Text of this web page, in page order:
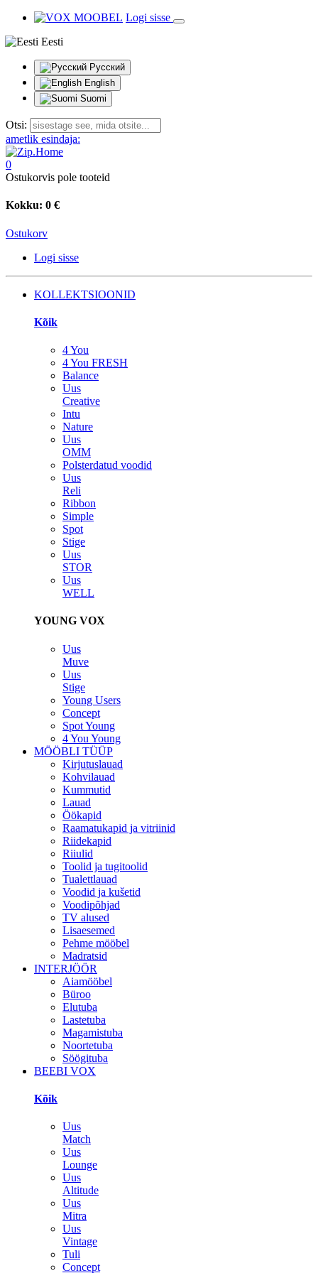
Logi sisse
Eesti
Русский
English
Suomi
Otsi:
ametlik esindaja:
0
Ostukorvis pole tooteid
Kokku: 0 €
Ostukorv
Logi sisse
KOLLEKTSIOONID
Kõik
4 You
4 You FRESH
Balance
Uus
Creative
Intu
Nature
Uus
OMM
Polsterdatud voodid
Uus
Reli
Ribbon
Simple
Spot
Stige
Uus
STOR
Uus
WELL
YOUNG VOX
Uus
Muve
Uus
Stige
Young Users
Concept
Spot Young
4 You Young
MÖÖBLI TÜÜP
Kirjutuslauad
Kohvilauad
Kummutid
Lauad
Öökapid
Raamatukapid ja vitriinid
Riidekapid
Riiulid
Toolid ja tugitoolid
Tualettlauad
Voodid ja kušetid
Voodipõhjad
TV alused
Lisaesemed
Pehme mööbel
Madratsid
INTERJÖÖR
Aiamööbel
Büroo
Elutuba
Lastetuba
Magamistuba
Noortetuba
Söögituba
BEEBI VOX
Kõik
Uus
Match
Uus
Lounge
Uus
Altitude
Uus
Mitra
Uus
Vintage
Tuli
Concept